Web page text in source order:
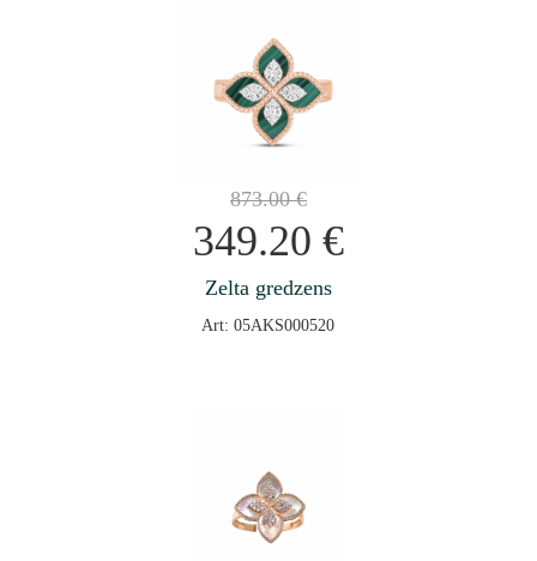
873.00€
349.20 €
Zelta gredzens
Art: 05AKS000520